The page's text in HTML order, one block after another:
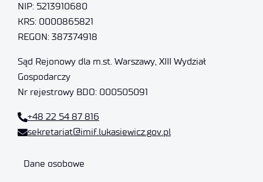
NIP: 5213910680
KRS: 0000865821
REGON: 387374918
Sąd Rejonowy dla m.st. Warszawy, XIII Wydział
Gospodarczy
Nr rejestrowy BDO: 000505091
+48 22 54 87 816
sekretariat@imif.lukasiewicz.gov.pl
Dane osobowe